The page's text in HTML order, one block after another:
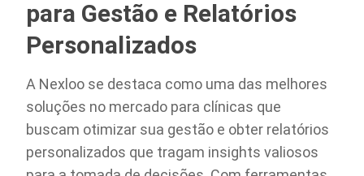
para Gestão e Relatórios
Personalizados
A Nexloo se destaca como uma das melhores
soluções no mercado para clínicas que
buscam otimizar sua gestão e obter relatórios
personalizados que tragam insights valiosos